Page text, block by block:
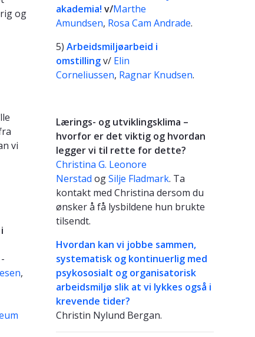
og
vi
,
akademia! v/Marthe
Amundsen, Rosa Cam Andrade.
5) Arbeidsmiljøarbeid i
omstillingv/ Elin
Corneliussen, Ragnar Knudsen.
Lærings- og utviklingsklima –
hvorfor er det viktig og hvordan
legger vi til rette for dette?
Christina G. Leonore
Nerstad ogSilje Fladmark. Ta
kontakt med Christina dersom du
ønsker å få lysbildene hun brukte
tilsendt.
Hvordan kan vi jobbe sammen,
systematisk og kontinuerlig med
psykososialt og organisatorisk
arbeidsmiljø slik at vi lykkes også i
krevende tider?
Christin Nylund Bergan.